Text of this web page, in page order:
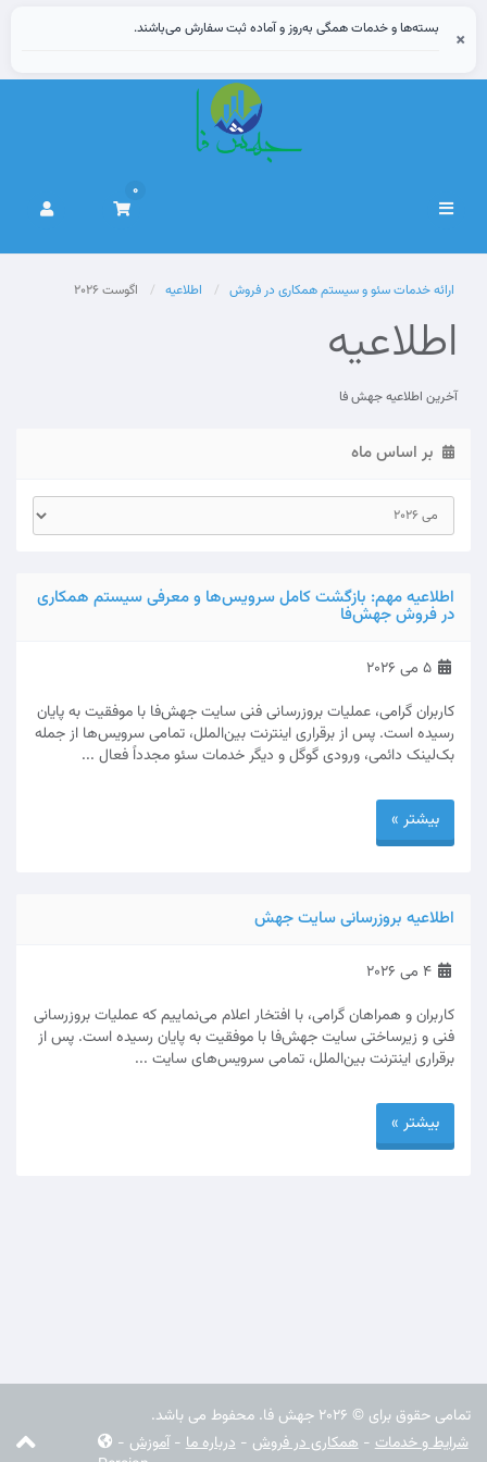
بسته‌ها و خدمات همگی به‌روز و آماده ثبت سفارش می‌باشند. ×
تغییر
ناوبری
0
ارائه خدمات سئو و سیستم همکاری در فروش اطلاعیه اگوست 2026
اطلاعیه
آخرین اطلاعیه جهش فا
بر اساس ماه
اطلاعیه مهم: بازگشت کامل سرویس‌ها و معرفی سیستم همکاری
در فروش جهش‌فا
5 می 2026
کاربران گرامی، عملیات بروزرسانی فنی سایت جهش‌فا با موفقیت به پایان
رسیده است. پس از برقراری اینترنت بین‌الملل، تمامی سرویس‌ها از جمله
بک‌لینک دائمی، ورودی گوگل و دیگر خدمات سئو مجدداً فعال ...
بیشتر »
اطلاعیه بروزرسانی سایت جهش‌
4 می 2026
کاربران و همراهان گرامی، با افتخار اعلام می‌نماییم که عملیات بروزرسانی
فنی و زیرساختی سایت جهش‌فا با موفقیت به پایان رسیده است. پس از
برقراری اینترنت بین‌الملل، تمامی سرویس‌های سایت ...
بیشتر »
تمامی حقوق برای © 2026 جهش فا. محفوط می باشد.
شرایط و خدمات -همکاری در فروش -درباره ما -آموزش -